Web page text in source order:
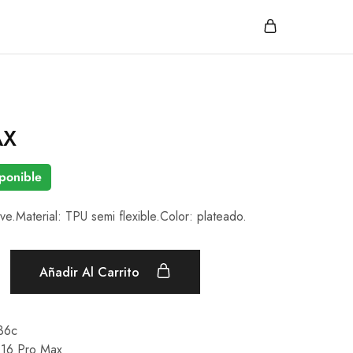
TPU semi flexible.Color: plateado.
Añadir Al Carrito